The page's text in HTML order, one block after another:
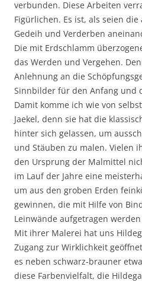
verbunden. Diese Arbeiten
Figürlichen. Es ist, als seien
Gedeih und Verderben
Die mit Erdschlamm
das Werden und Vergehen.
Anlehnung an die
Sinnbilder für den Anfang und
Damit komme ich wie von
Jaekel, denn sie hat die
hinter sich gelassen, um
und Stäuben zu malen. Vielen
den Ursprung der Malmittel
im Lauf der Jahre eine
um aus den groben Erden
gewinnen, die mit Hilfe von
Leinwände aufgetragen
Mit ihrer Malerei hat uns
Zugang zur Wirklichkeit
es neben schwarz-brauner
diese Farbenvielfalt, die